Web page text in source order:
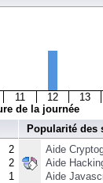
11 12 13
de la journée
Popularité des
2
2
1
Aide
Aide
Aide